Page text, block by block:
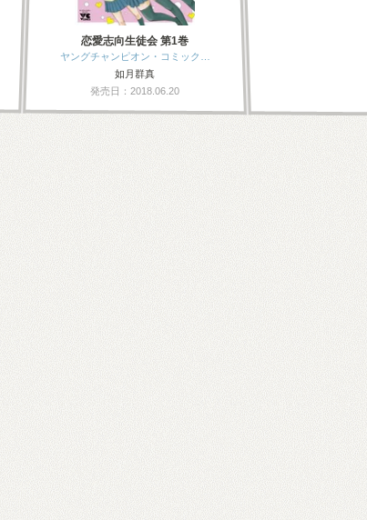
恋愛志向生徒会 第1巻
ヤングチャンピオン・コミック…
如月群真
発売日：2018.06.20